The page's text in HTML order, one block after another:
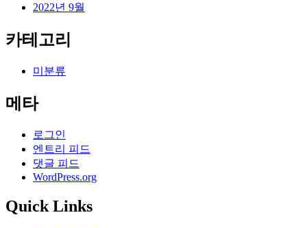
2022년 9월
카테고리
미분류
메타
로그인
엔트리 피드
댓글 피드
WordPress.org
Quick Links